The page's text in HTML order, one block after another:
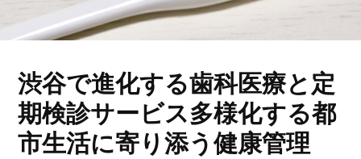
渋谷で進化する歯科医療と定
期検診サービス多様化する都
市生活に寄り添う健康管理